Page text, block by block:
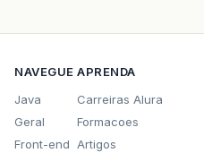
NAVEGUE
Java
Geral
Front-end
APRENDA
Carreiras Alura
Formacoes
Artigos